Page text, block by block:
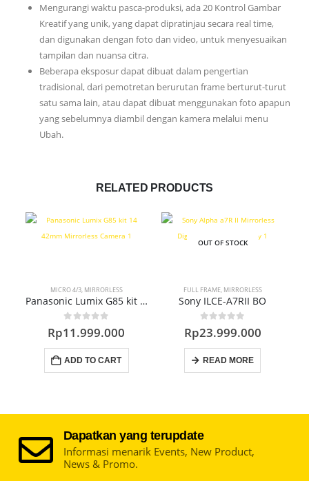
Mengurangi waktu pasca-produksi, ada 20 Kontrol Gambar
Kreatif yang unik, yang dapat dipratinjau secara real time,
dan digunakan dengan foto dan video, untuk menyesuaikan
tampilan dan nuansa citra.
Beberapa eksposur dapat dibuat dalam pengertian
tradisional, dari pemotretan berurutan frame berturut-turut
satu sama lain, atau dapat dibuat menggunakan foto apapun
yang sebelumnya diambil dengan kamera melalui menu
Ubah.
RELATED PRODUCTS
MICRO 4/3, MIRRORLESS
Panasonic Lumix G85 kit 14-42mm Mirrorless Camera
0 out of 5
Rp11.999.000
ADD TO CART
OUT OF STOCK
FULL FRAME, MIRRORLESS
Sony ILCE-A7RII BO
0out of 5
Rp23.999.000
READ MORE
Dapatkan yang terupdate
Informasi menarik Events, New Product,
News & Promo.